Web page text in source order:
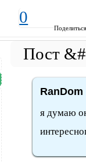
0
я думаю